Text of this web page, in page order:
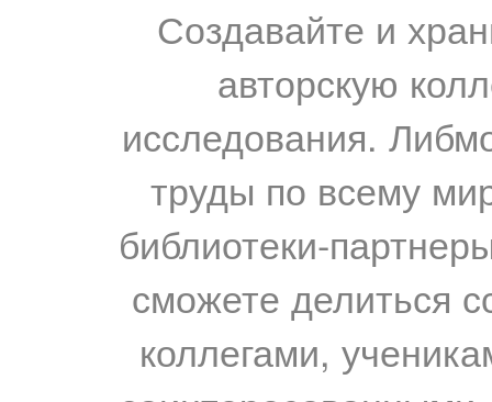
Создавайте и
авторскую
исследования.
труды по всему
библиотеки-
сможете делиться
коллегами,